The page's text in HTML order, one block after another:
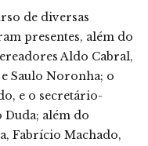
de diversas
presentes, além do
Aldo Cabral,
Saulo Noronha; o
e o secretário-
Duda; além do
Fabrício Machado,